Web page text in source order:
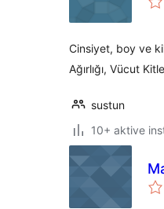
Cinsiyet, boy ve
Ağırlığı, Vücut
sustun
10+ aktive